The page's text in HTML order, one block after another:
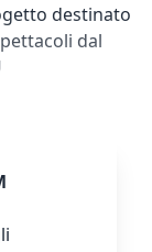
destinato
dal